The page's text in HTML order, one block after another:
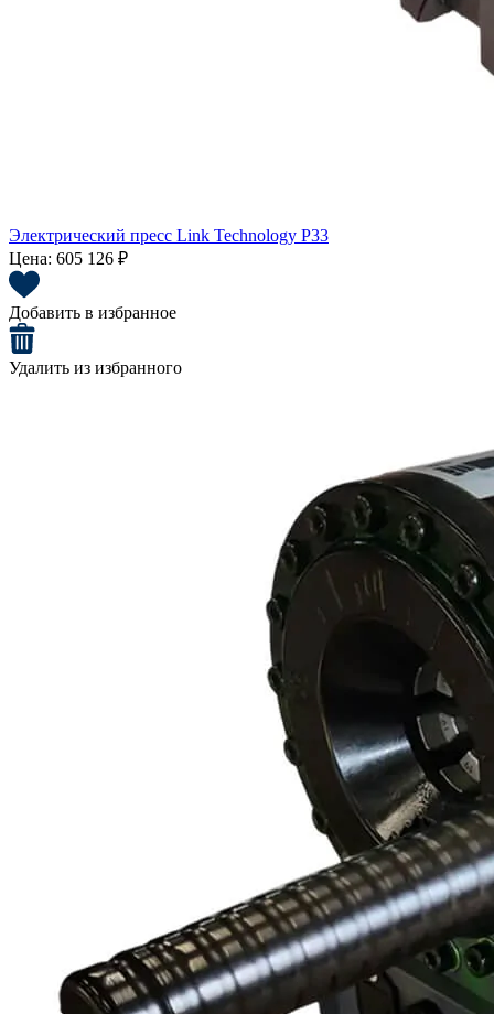
Электрический пресс Link Technology P33
Цена: 605 126 ₽
Добавить в избранное
Удалить из избранного